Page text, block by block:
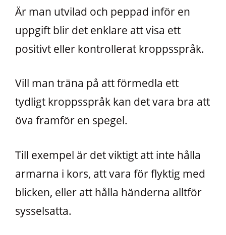
Är man utvilad och peppad inför en
uppgift blir det enklare att visa ett
positivt eller kontrollerat kroppsspråk.
Vill man träna på att förmedla ett
tydligt kroppsspråk kan det vara bra att
öva framför en spegel.
Till exempel är det viktigt att inte hålla
armarna i kors, att vara för flyktig med
blicken, eller att hålla händerna alltför
sysselsatta.